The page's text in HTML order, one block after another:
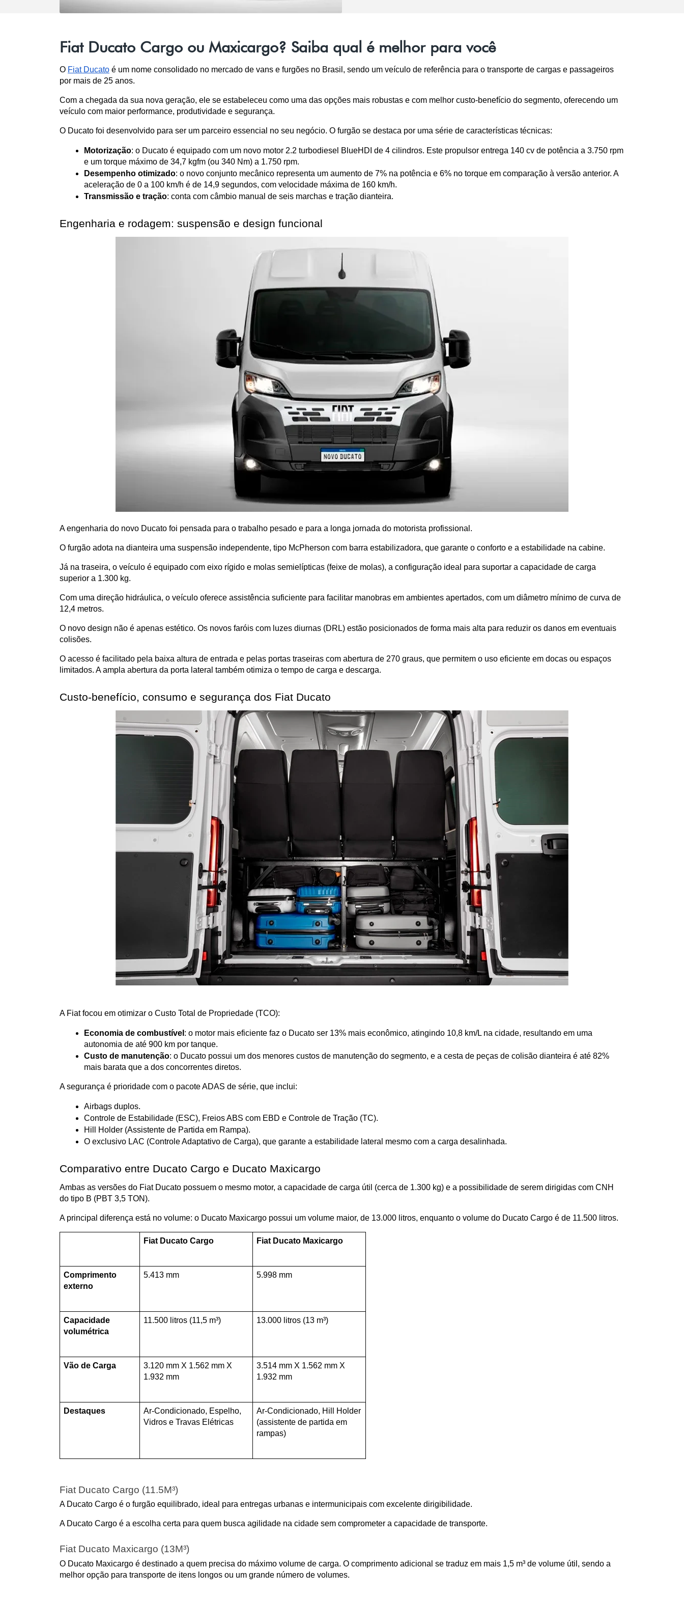
Fiat Ducato Cargo ou Maxicargo? Saiba qual é melhor para você
O Fiat Ducato é um nome consolidado no mercado de vans e furgões no Brasil, sendo um veículo de referência para o transporte de cargas e passageiros
por mais de 25 anos.
Com a chegada da sua nova geração, ele se estabeleceu como uma das opções mais robustas e com melhor custo-benefício do segmento, oferecendo um
veículo com maior performance, produtividade e segurança.
O Ducato foi desenvolvido para ser um parceiro essencial no seu negócio. O furgão se destaca por uma série de características técnicas:
Motorização: o Ducato é equipado com um novo motor 2.2 turbodiesel BlueHDI de 4 cilindros. Este propulsor entrega 140 cv de potência a 3.750 rpm
e um torque máximo de 34,7 kgfm (ou 340 Nm) a 1.750 rpm.
Desempenho otimizado: o novo conjunto mecânico representa um aumento de 7% na potência e 6% no torque em comparação à versão anterior. A
aceleração de 0 a 100 km/h é de 14,9 segundos, com velocidade máxima de 160 km/h.
Transmissão e tração: conta com câmbio manual de seis marchas e tração dianteira.
Engenharia e rodagem: suspensão e design funcional
A engenharia do novo Ducato foi pensada para o trabalho pesado e para a longa jornada do motorista profissional.
O furgão adota na dianteira uma suspensão independente, tipo McPherson com barra estabilizadora, que garante o conforto e a estabilidade na cabine.
Já na traseira, o veículo é equipado com eixo rígido e molas semielípticas (feixe de molas), a configuração ideal para suportar a capacidade de carga
superior a 1.300 kg.
Com uma direção hidráulica, o veículo oferece assistência suficiente para facilitar manobras em ambientes apertados, com um diâmetro mínimo de curva de
12,4 metros.
O novo design não é apenas estético. Os novos faróis com luzes diurnas (DRL) estão posicionados de forma mais alta para reduzir os danos em eventuais
colisões.
O acesso é facilitado pela baixa altura de entrada e pelas portas traseiras com abertura de 270 graus, que permitem o uso eficiente em docas ou espaços
limitados. A ampla abertura da porta lateral também otimiza o tempo de carga e descarga.
Custo-benefício, consumo e segurança dos Fiat Ducato
A Fiat focou em otimizar o Custo Total de Propriedade (TCO):
Economia de combustível : o motor mais eficiente faz o Ducato ser 13% mais econômico, atingindo 10,8 km/L na cidade, resultando em uma
autonomia de até 900 km por tanque.
Custo de manutenção: o Ducato possui um dos menores custos de manutenção do segmento, e a cesta de peças de colisão dianteira é até 82%
mais barata que a dos concorrentes diretos.
A segurança é prioridade com o pacote ADAS de série, que inclui:
Airbags duplos.
Controle de Estabilidade (ESC), Freios ABS com EBD e Controle de Tração (TC).
Hill Holder (Assistente de Partida em Rampa).
O exclusivo LAC (Controle Adaptativo de Carga), que garante a estabilidade lateral mesmo com a carga desalinhada.
Comparativo entre Ducato Cargo e Ducato Maxicargo
Ambas as versões do Fiat Ducato possuem o mesmo motor, a capacidade de carga útil (cerca de 1.300 kg) e a possibilidade de serem dirigidas com CNH
do tipo B (PBT 3,5 TON).
A principal diferença está no volume: o Ducato Maxicargo possui um volume maior, de 13.000 litros, enquanto o volume do Ducato Cargo é de 11.500 litros.
Fiat Ducato Cargo Fiat Ducato Maxicargo
Comprimento
externo
5.413 mm 5.998 mm
Capacidade
volumétrica
11.500 litros (11,5 m³) 13.000 litros (13 m³)
Vão de Carga
3.120 mm X 1.562 mm X
1.932 mm
3.514 mm X 1.562 mm X
1.932 mm
Destaques
Ar-Condicionado, Espelho,
Vidros e Travas Elétricas
Ar-Condicionado, Hill Holder
(assistente de partida em
rampas)
Fiat Ducato Cargo (11.5M³)
A Ducato Cargo é o furgão equilibrado, ideal para entregas urbanas e intermunicipais com excelente dirigibilidade.
A Ducato Cargo é a escolha certa para quem busca agilidade na cidade sem comprometer a capacidade de transporte.
Fiat Ducato Maxicargo (13M³)
O Ducato Maxicargo é destinado a quem precisa do máximo volume de carga. O comprimento adicional se traduz em mais 1,5 m³ de volume útil, sendo a
melhor opção para transporte de itens longos ou um grande número de volumes.